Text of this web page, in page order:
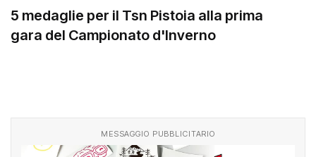
5 medaglie per il Tsn Pistoia alla prima
gara del Campionato d'Inverno
MESSAGGIO PUBBLICITARIO